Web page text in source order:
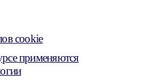
cookie
применяются